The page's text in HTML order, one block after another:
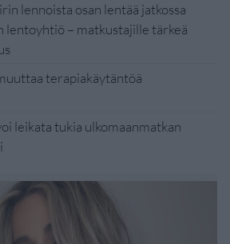
lennoista osan lentää jatkossa
lentoyhtiö – matkustajille tärkeä
terapiakäytäntöä
leikata tukia ulkomaanmatkan